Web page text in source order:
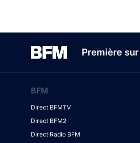
Première
BFM
Direct BFMTV
Direct BFM2
Direct Radio BFM